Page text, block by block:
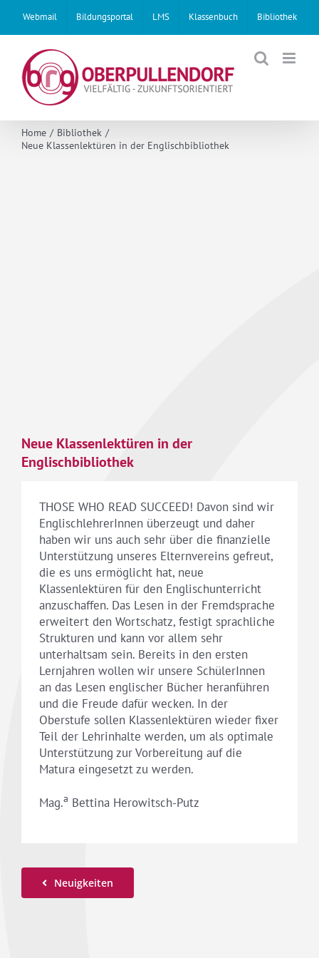
content
Webmail Bildungsportal LMS Klassenbuch Bibliothek
Home
Bibliothek
Neue Klassenlektüren in der Englischbibliothek
Neue Klassenlektüren in der
Englischbibliothek
THOSE WHO READ SUCCEED! Davon sind wir
EnglischlehrerInnen überzeugt und daher
haben wir uns auch sehr über die finanzielle
Unterstützung unseres Elternvereins gefreut,
die es uns ermöglicht hat, neue
Klassenlektüren für den Englischunterricht
anzuschaffen. Das Lesen in der Fremdsprache
erweitert den Wortschatz, festigt sprachliche
Strukturen und kann vor allem sehr
unterhaltsam sein. Bereits in den ersten
Lernjahren wollen wir unsere SchülerInnen
an das Lesen englischer Bücher heranführen
und die Freude dafür wecken. In der
Oberstufe sollen Klassenlektüren wieder fixer
Teil der Lehrinhalte werden, um als optimale
Unterstützung zur Vorbereitung auf die
Matura eingesetzt zu werden.
Mag.a Bettina Herowitsch-Putz
Neuigkeiten